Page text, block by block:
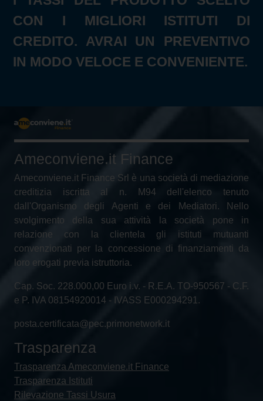
CON I MIGLIORI ISTITUTI DI
CREDITO. AVRAI UN PREVENTIVO
IN MODO VELOCE E CONVENIENTE.
Ameconviene.it Finance
Ameconviene.it Finance Srl è una società di mediazione
creditizia iscritta al n. M94 dell'elenco tenuto
dall'Organismo degli Agenti e dei Mediatori. Nello
svolgimento della sua attività la società pone in
relazione con la clientela gli istituti mutuanti
convenzionati per la concessione di finanziamenti da
loro erogati previa istruttoria.
Cap. Soc. 228.000,00 Euro i.v. - R.E.A. TO-950567 - C.F.
e P. IVA 08154920014 - IVASS E000294291.
posta.certificata@pec.primonetwork.it
Trasparenza
Trasparenza Ameconviene.it Finance
Trasparenza Istituti
Rilevazione Tassi Usura